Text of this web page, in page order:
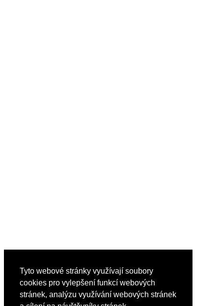
Tyto webové stránky využívají soubory
cookies pro vylepšení funkcí webových
stránek, analýzu využívání webových stránek